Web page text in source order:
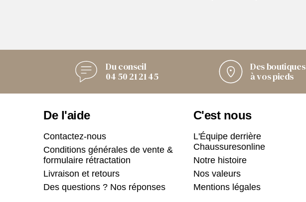
Du conseil
04 50 21 21 45
Des boutiques
à vos pieds
De l'aide
Contactez-nous
Conditions générales de vente &
formulaire rétractation
Livraison et retours
Des questions ? Nos réponses
C'est nous
L'Équipe derrière
Chaussuresonline
Notre histoire
Nos valeurs
Mentions légales